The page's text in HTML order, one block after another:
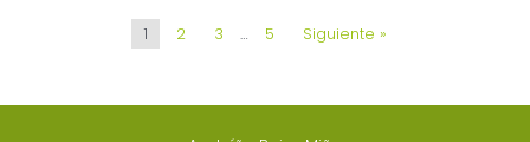
1 2 3 … 5 Siguiente »